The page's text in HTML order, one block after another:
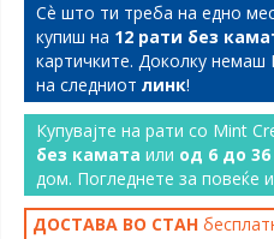
Сѐ што ти треба на едно
купиш на 12 рати без
картичките. Доколку немаш
на следниот линк!
Купувајте на рати со Mint
без камата или од 6 до
дом. Погледнете за повеќе
ДОСТАВА ВО СТАН